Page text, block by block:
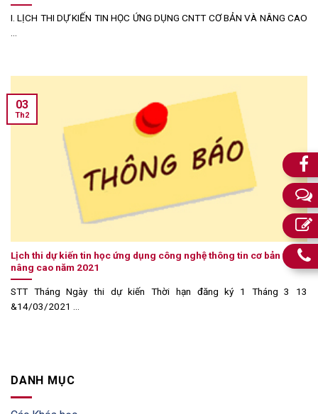
I. LỊCH THI DỰ KIẾN TIN HỌC ỨNG DỤNG CNTT CƠ BẢN VÀ NÂNG CAO
Lịch thi dự kiến tin học ứng dụng công nghệ thông tin cơ bản và
nâng cao năm 2021
STT Tháng Ngày thi dự kiến Thời hạn đăng ký 1 Tháng 3 13
&14/03/2021 ...
03
Th2
DANH MỤC